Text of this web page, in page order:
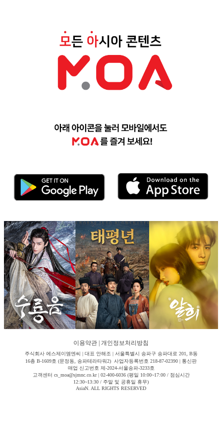
이용약관 개인정보처리방침
주식회사 에스제이엠엔씨 | 대표 안해조 | 서울특별시 송파구 송파대로 201, B동
16층 B-1609호 (문정동, 송파테라타워2) 사업자등록번호 218-87-02390 | 통신판
매업 신고번호 제-2024-서울송파-3233호
고객센터 cs_moa@sjmnc.co.kr | 02-400-6036 (평일 10:00~17:00 / 점심시간
12:30~13:30 / 주말 및 공휴일 휴무)
AsiaN. ALL RIGHTS RESERVED